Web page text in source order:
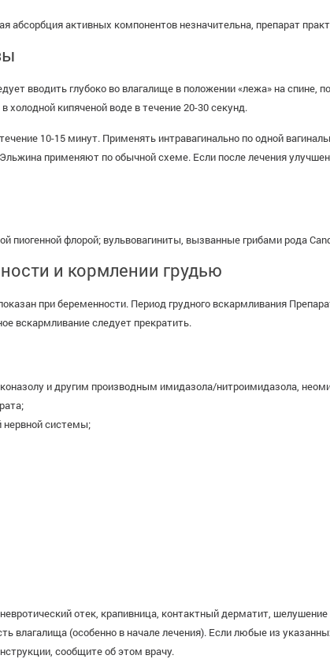
абсорбция активных компонентов незначительна, препарат
вводить глубоко во влагалище в положении «лежа» на
кипяченой воде в течение 20-30 секунд.
10-15 минут. Применять интравагинально по одной
применяют по обычной схеме. Если после лечения
пиогенной флорой; вульвовагиниты, вызванные грибами рода
и кормлении грудью
при беременности. Период грудного вскармливания
вскармливание следует прекратить.
и другим производным имидазола/нитроимидазола,
нервной системы;
отек, крапивница, контактный дерматит,
влагалища (особенно в начале лечения). Если любые из
сообщите об этом врачу.